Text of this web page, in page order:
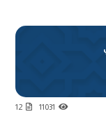
11031
12